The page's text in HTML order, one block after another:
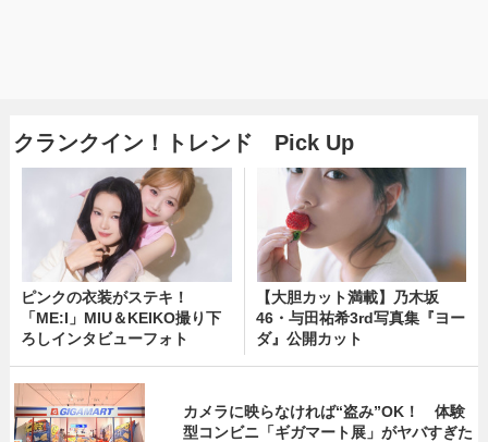
クランクイン！トレンド Pick Up
ピンクの衣装がステキ！
「ME:I」MIU＆KEIKO撮り下
ろしインタビューフォト
【大胆カット満載】乃木坂
46・与田祐希3rd写真集『ヨー
ダ』公開カット
カメラに映らなければ“盗み”OK！ 体験
型コンビニ「ギガマート展」がヤバすぎた